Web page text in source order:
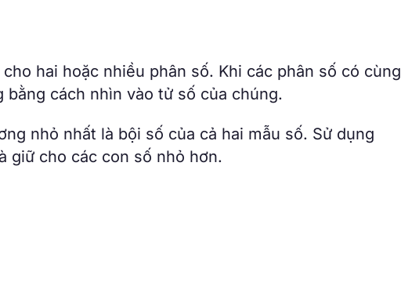
hai hoặc nhiều phân số. Khi các phân số có cùng
cách nhìn vào tử số của chúng.
nhỏ nhất là bội số của cả hai mẫu số. Sử dụng
giữ cho các con số nhỏ hơn.